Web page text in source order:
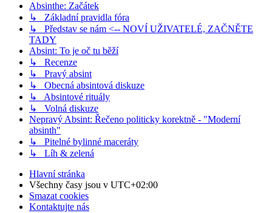
Absinthe: Začátek
↳ Základní pravidla fóra
↳ Představ se nám <-- NOVÍ UŽIVATELÉ, ZAČNĚTE
TADY
Absint: To je oč tu běží
↳ Recenze
↳ Pravý absint
↳ Obecná absintová diskuze
↳ Absintové rituály
↳ Volná diskuze
Nepravý Absint: Řečeno politicky korektně - "Moderní
absinth"
↳ Pitelné bylinné maceráty
↳ Líh & zelená
Hlavní stránka
Všechny časy jsou v UTC+02:00
Smazat cookies
Kontaktujte nás